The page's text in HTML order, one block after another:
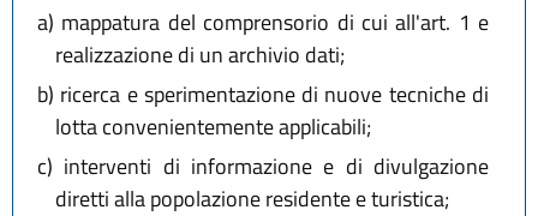
a) mappatura del comprensorio di cui all'art. 1 e
realizzazione di un archivio dati;
b) ricerca e sperimentazione di nuove tecniche di
lotta convenientemente applicabili;
c) interventi di informazione e di divulgazione
diretti alla popolazione residente e turistica;